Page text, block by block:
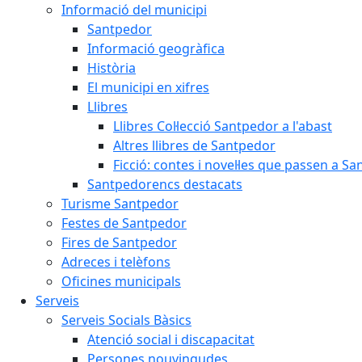
Informació del municipi
Santpedor
Informació geogràfica
Història
El municipi en xifres
Llibres
Llibres Col·lecció Santpedor a l'abast
Altres llibres de Santpedor
Ficció: contes i novel·les que passen a
Santpedorencs destacats
Turisme Santpedor
Festes de Santpedor
Fires de Santpedor
Adreces i telèfons
Oficines municipals
Serveis
Serveis Socials Bàsics
Atenció social i discapacitat